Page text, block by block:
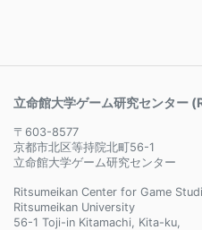
立命館大学ゲーム研究センター
〒603-8577
京都市北区等持院北町56-1
立命館大学ゲーム研究センター
Ritsumeikan Center for Game
Ritsumeikan University
56-1 Toji-in Kitamachi, Kita-ku,